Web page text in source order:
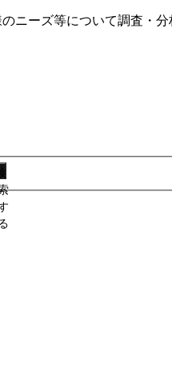
ニーズ等について調査・